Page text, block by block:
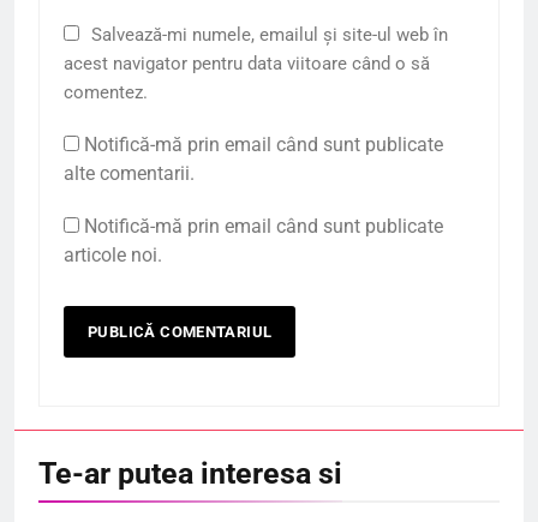
Salvează-mi numele, emailul și site-ul web în
acest navigator pentru data viitoare când o să
comentez.
Notifică-mă prin email când sunt publicate
alte comentarii.
Notifică-mă prin email când sunt publicate
articole noi.
Te-ar putea interesa si